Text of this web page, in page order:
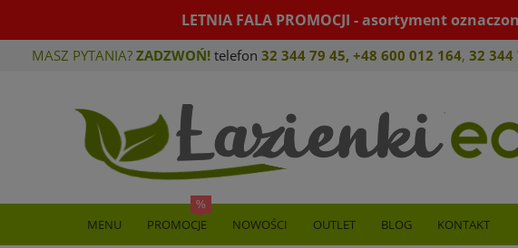
LETNIA FALA PROMOCJI - asortyment
MASZ PYTANIA? ZADZWOŃ! telefon 32 344 79 45, +48 600 012 164, 32 344
MENU PROMOCJE NOWOŚCI OUTLET BLOG KONTAKT